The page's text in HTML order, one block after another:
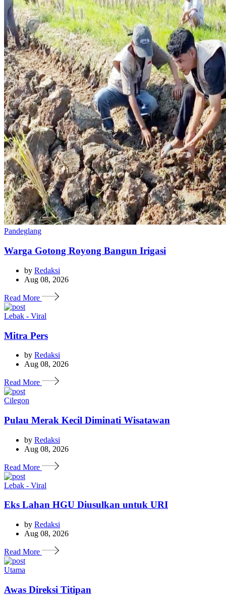
Pandeglang
Warga Gotong Royong Bangun Irigasi
by Redaksi
Aug 08, 2026
Read More
Lebak - Viral
Mitra Pers
by Redaksi
Aug 08, 2026
Read More
Cilegon
Pulau Merak Kecil Diminati Wisatawan
by Redaksi
Aug 08, 2026
Read More
Lebak - Viral
Eks Lahan HGU Diusulkan untuk URI
by Redaksi
Aug 08, 2026
Read More
Utama
Awas Direksi Titipan